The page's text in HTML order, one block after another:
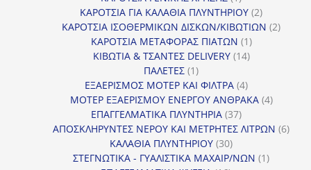
προϊόν
ΚΑΡΟΤΣΙΑ ΓΙΑ ΚΑΛΑΘΙΑ ΠΛΥΝΤΗΡΙΟΥ 22
προϊόντα
ΚΑΡΟΤΣΙΑ ΙΣΟΘΕΡΜΙΚΩΝ ΔΙΣΚΩΝ/ΚΙΒΩΤΙΩΝ 22
ΚΑΡΟΤΣΙΑ ΜΕΤΑΦΟΡΑΣ ΠΙΑΤΩΝ 11
προϊόν
ΚΙΒΩΤΙΑ & ΤΣΑΝΤΕΣ DELIVERY 1414
ΠΑΛΕΤΕΣ 11
προϊόν
ΕΞΑΕΡΙΣΜΟΣ ΜΟΤΕΡ ΚΑΙ ΦΙΛΤΡΑ 44
προϊόντα
ΜΟΤΕΡ ΕΞΑΕΡΙΣΜΟΥ ΕΝΕΡΓΟΥ ΑΝΘΡΑΚΑ 44
ΕΠΑΓΓΕΛΜΑΤΙΚΑ ΠΛΥΝΤΗΡΙΑ 3737
προϊόντα
ΑΠΟΣΚΛΗΡΥΝΤΕΣ ΝΕΡΟΥ ΚΑΙ ΜΕΤΡΗΤΕΣ ΛΙΤΡΩΝ 66
ΚΑΛΑΘΙΑ ΠΛΥΝΤΗΡΙΟΥ 3030
προϊόντα
ΣΤΕΓΝΩΤΙΚΑ - ΓΥΑΛΙΣΤΙΚΑ ΜΑΧΑΙΡ/ΝΩΝ 11